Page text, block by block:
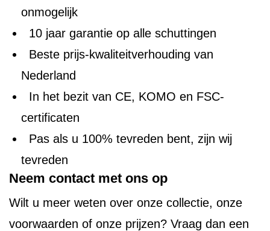
onmogelijk
10 jaar garantie op alle schuttingen
Beste prijs-kwaliteitverhouding van
Nederland
In het bezit van CE, KOMO en FSC-
certificaten
Pas als u 100% tevreden bent, zijn wij
tevreden
Neem contact met ons op
Wilt u meer weten over onze collectie, onze
voorwaarden of onze prijzen? Vraag dan een